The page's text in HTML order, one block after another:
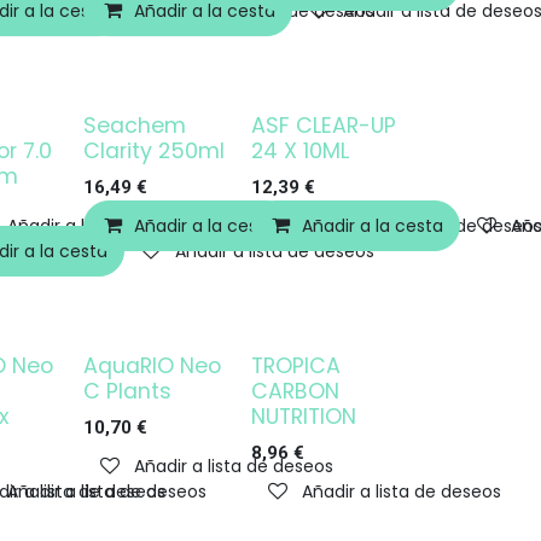
a la cesta Añadir a lista de deseos
Añadir a la cesta Añadir a lista de deseos
Añadir a lista de deseos
7.0
a la cesta Añadir a lista de deseos
Seachem
Clarity 250ml
16,49 €
Añadir a la cesta Añadir a lista de deseos
ASF CLEAR-UP
24 X 10ML
12,39 €
Añadir a la cesta
Añadir a lista de deseos
Neo
a lista de deseos
Agotado
AquaRIO Neo
C Plants
10,70€
Añadir a lista de deseos
¡OFERTA!
TROPICA
CARBON
NUTRITION
8,96 €
Añadir a lista de deseos